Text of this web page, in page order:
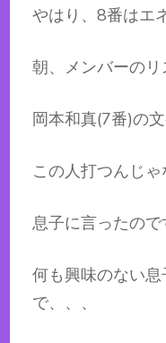
やはり、8番はエ
朝、メンバーのリ
岡本和真(7番)の
この人打つんじ
息子に言ったので
何も興味のない
で、、、